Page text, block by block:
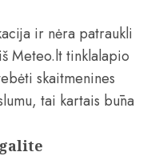
ir nėra patraukli
Meteo.lt tinklalapio
skaitmenines
tai kartais būna